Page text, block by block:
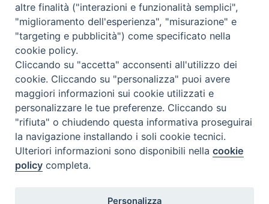
Codice: CM13 – Corso di 12 ore – Indirizzi: Nessun
indirizzo; – Docente: Emanuela Fogliadini;
ANNO DI CORSO 2,DIPLOMA BIENNALE ARTE CUTLURA TEOLOGIA ,DIPLOMA
2026/2027
24 LUGLIO 2026
Corso fondamentale 3: Introduzione
all’arte cristiana orientale
Codice: CF03 – Corso di 8 ore – Indirizzi: Nessun indirizzo;
altre finalità ("interazioni e funzionalità semplici",
"miglioramento dell'esperienza", "misurazione" e
"targeting e pubblicità") come specificato nella
cookie policy.
Cliccando su "accetta" acconsenti all'utilizzo dei
cookie. Cliccando su "personalizza" puoi avere
maggiori informazioni sui cookie utilizzati e
personalizzare le tue preferenze. Cliccando su
"rifiuta" o chiudendo questa informativa proseguirai
la navigazione installando i soli cookie tecnici.
Ulteriori informazioni sono disponibili nellacookie
policy completa.
Personalizza